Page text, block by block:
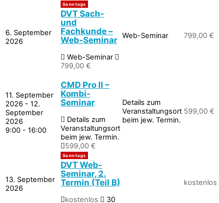
6. September
2026
DVT Sach-
und
Fachkunde –
Web-Seminar
Web-Seminar
799,00 €
Web-Seminar 799,00 €
11. September
2026 - 12.
September
2026
9:00 - 16:00
CMD Pro II –
Kombi-
Seminar
Details zum
Veranstaltungsort
beim jew. Termin.
599,00 €
Details zum
Veranstaltungsort
beim jew. Termin.
599,00 €
13. September
2026
DVT Web-
Seminar, 2.
Termin (Teil B)
kostenlos
30
kostenlos